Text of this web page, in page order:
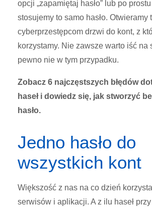
opcji „zapamiętaj hasło” lub po
stosujemy to samo hasło. Otwieramy
cyberprzestępcom drzwi do kont, z
korzystamy. Nie zawsze warto iść na
pewno nie w tym przypadku.
Zobacz 6 najczęstszych błędów
haseł i dowiedz się, jak stworzyć
hasło.
Jedno hasło do
wszystkich kont
Większość z nas na co dzień
serwisów i aplikacji. A z ilu haseł